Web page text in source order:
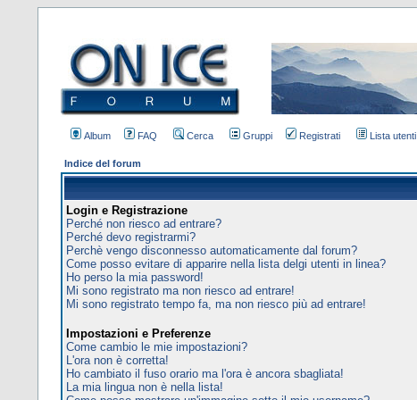
Album FAQ Cerca Gruppi Registrati Lista utenti
Indice del forum
Login e Registrazione
Perché non riesco ad entrare?
Perché devo registrarmi?
Perchè vengo disconnesso automaticamente dal forum?
Come posso evitare di apparire nella lista delgi utenti in linea?
Ho perso la mia password!
Mi sono registrato ma non riesco ad entrare!
Mi sono registrato tempo fa, ma non riesco più ad entrare!
Impostazioni e Preferenze
Come cambio le mie impostazioni?
L'ora non è corretta!
Ho cambiato il fuso orario ma l'ora è ancora sbagliata!
La mia lingua non è nella lista!